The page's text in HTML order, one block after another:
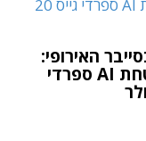
האירופי:
סטארט-אפ אבטחת AI ספרדי